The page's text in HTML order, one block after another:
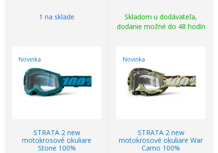
1 na sklade
Skladom u dodávateľa,
dodanie možné do 48 hodín
Novinka
STRATA 2 new
motokrosové okuliare
Stone 100%
Novinka
STRATA 2 new
motokrosové okuliare War
Camo 100%